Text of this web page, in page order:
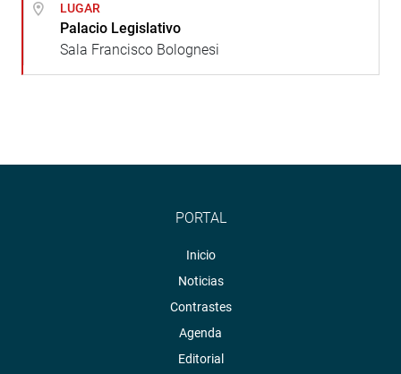
LUGAR
Palacio Legislativo
Sala Francisco Bolognesi
PORTAL
Inicio
Noticias
Contrastes
Agenda
Editorial